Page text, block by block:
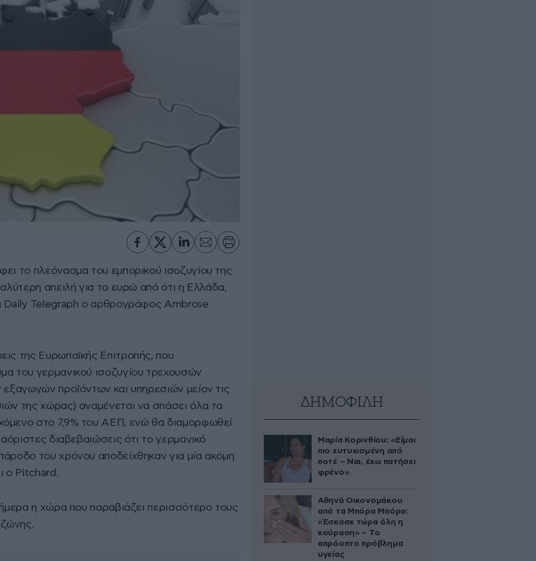
το πλεόνασμα του εμπορικού ισοζυγίου της
απειλή για το ευρώ από ότι η Ελλάδα,
Daily Telegraph ο αρθρογράφος Ambrose
της Ευρωπαϊκής Επιτροπής, που
του γερμανικού ισοζυγίου τρεχουσών
προϊόντων και υπηρεσιών μείον τις
της χώρας) αναμένεται να σπάσει όλα τα
στο 7,9% του ΑΕΠ, ενώ θα διαμορφωθεί
διαβεβαιώσεις ότι το γερμανικό
του χρόνου αποδείχθηκαν για μία ακόμη
ο Pitchard.
η χώρα που παραβιάζει περισσότερο τους
ΔΗΜΟΦΙΛΗ
Μαρία Κορινθίου: «Είμαι
πιο ευτυχισμένη από
ποτέ – Ναι, έχω πατήσει
φρένο»
Αθηνά Οικονομάκου
από τα Μπόρα Μπόρα:
«Έσκασε τώρα όλη η
κούραση» – Το
απρόοπτο πρόβλημα
υγείας